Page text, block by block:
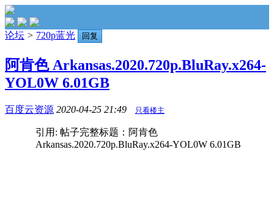
论坛 > 720p蓝光 回复
阿肯色 Arkansas.2020.720p.BluRay.x264-
YOL0W 6.01GB
百度云资源 2020-04-25 21:49 只看楼主
引用: 帖子完整标题：阿肯色
Arkansas.2020.720p.BluRay.x264-YOL0W 6.01GB